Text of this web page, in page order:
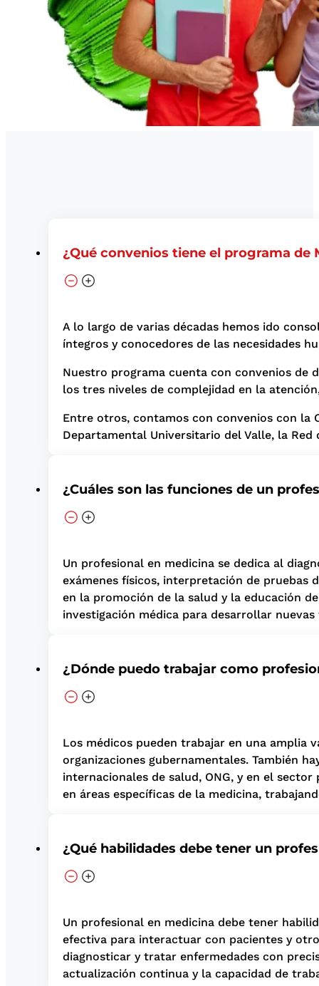
¿Qué convenios tiene el programa
A lo largo de varias décadas hemos ido
íntegros y conocedores de las necesidades
Nuestro programa cuenta con convenios de
los tres niveles de complejidad en la
Entre otros, contamos con convenios con la
Departamental Universitario del Valle, la
¿Cuáles son las funciones de un
Un profesional en medicina se dedica al
exámenes físicos, interpretación de pruebas
en la promoción de la salud y la educación
investigación médica para desarrollar
¿Dónde puedo trabajar como
Los médicos pueden trabajar en una amplia
organizaciones gubernamentales. También
internacionales de salud, ONG, y en el
en áreas específicas de la medicina,
¿Qué habilidades debe tener un
Un profesional en medicina debe tener
efectiva para interactuar con pacientes y
diagnosticar y tratar enfermedades con
actualización continua y la capacidad de